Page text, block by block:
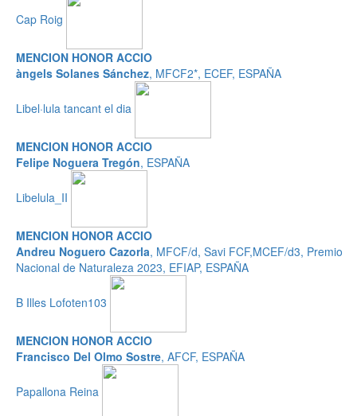
Cap Roig
MENCION HONOR ACCIO
àngels Solanes Sánchez, MFCF2*, ECEF, ESPAÑA
Libel·lula tancant el dia
MENCION HONOR ACCIO
Felipe Noguera Tregón, ESPAÑA
Libelula_II
MENCION HONOR ACCIO
Andreu Noguero Cazorla, MFCF/d, Savi FCF,MCEF/d3, Premio
Nacional de Naturaleza 2023, EFIAP, ESPAÑA
B Illes Lofoten103
MENCION HONOR ACCIO
Francisco Del Olmo Sostre, AFCF, ESPAÑA
Papallona Reina